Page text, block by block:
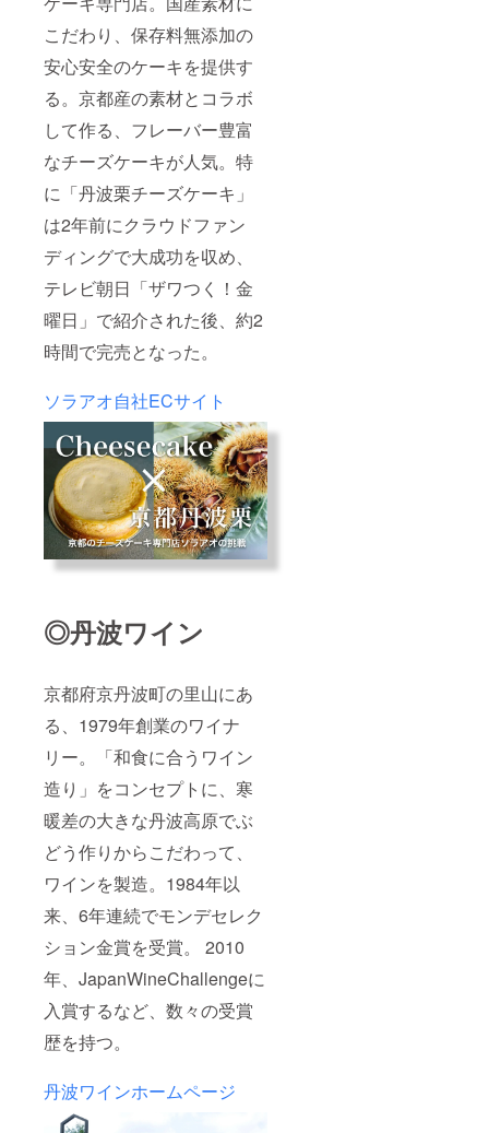
こだわり、保存料無添加の
安心安全のケーキを提供す
る。京都産の素材とコラボ
して作る、フレーバー豊富
なチーズケーキが人気。特
に「丹波栗チーズケーキ」
は2年前にクラウドファン
ディングで大成功を収め、
テレビ朝日「ザワつく！金
曜日」で紹介された後、約2
時間で完売となった。
ソラアオ自社ECサイト
◎丹波ワイン
京都府京丹波町の里山にあ
る、1979年創業のワイナ
リー。「和食に合うワイン
造り」をコンセプトに、寒
暖差の大きな丹波高原でぶ
どう作りからこだわって、
ワインを製造。1984年以
来、6年連続でモンデセレク
ション金賞を受賞。 2010
年、JapanWineChallengeに
入賞するなど、数々の受賞
歴を持つ。
丹波ワインホームページ